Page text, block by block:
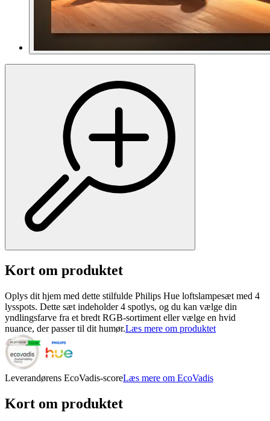
Kort om produktet
Oplys dit hjem med dette stilfulde Philips Hue loftslampesæt med 4
lysspots. Dette sæt indeholder 4 spotlys, og du kan vælge din
yndlingsfarve fra et bredt RGB-sortiment eller vælge en hvid
nuance, der passer til dit humør.Læs mere om produktet
Leverandørens EcoVadis-scoreLæs mere om EcoVadis
Kort om produktet